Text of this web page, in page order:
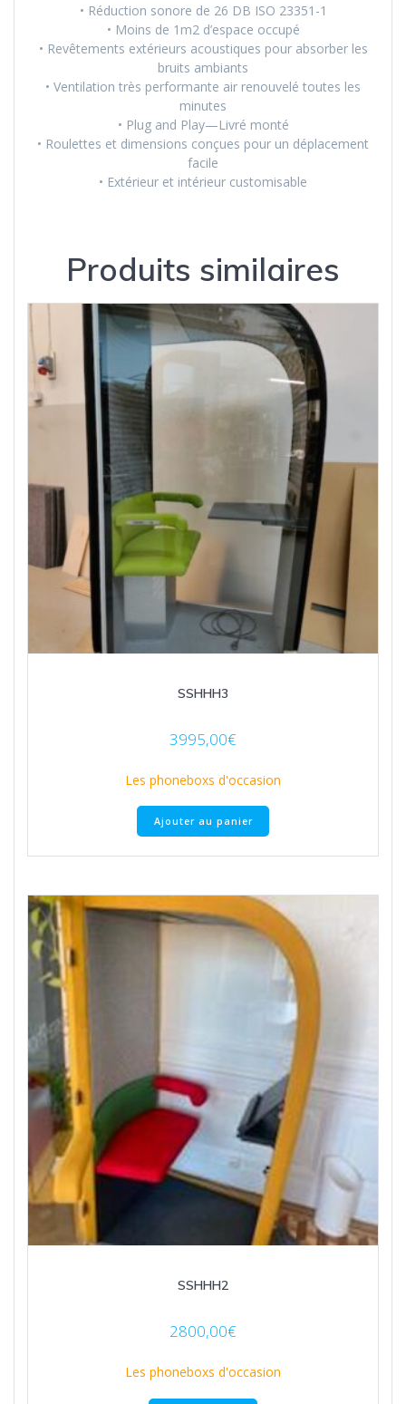
• Réduction sonore de 26 DB ISO 23351-1
• Moins de 1m2 d’espace occupé
• Revêtements extérieurs acoustiques pour absorber les
bruits ambiants
• Ventilation très performante air renouvelé toutes les
minutes
• Plug and Play—Livré monté
• Roulettes et dimensions conçues pour un déplacement
facile
• Extérieur et intérieur customisable
Produits similaires
SSHHH3
3995,00€
Les phoneboxs d'occasion
Ajouter au panier
SSHHH2
2800,00€
Les phoneboxs d'occasion